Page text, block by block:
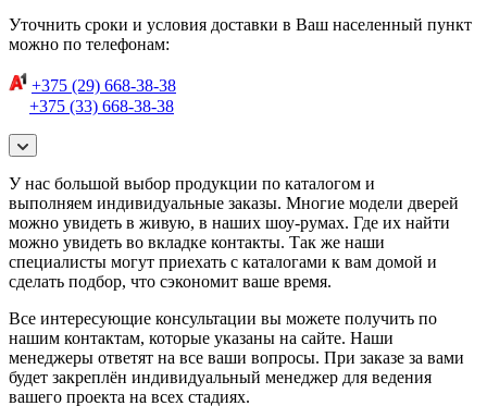
Уточнить сроки и условия доставки в Ваш населенный пункт
можно по телефонам:
+375 (29) 668-38-38
+375 (33) 668-38-38
У нас большой выбор продукции по каталогом и
выполняем индивидуальные заказы. Многие модели дверей
можно увидеть в живую, в наших шоу-румах. Где их найти
можно увидеть во вкладке контакты. Так же наши
специалисты могут приехать с каталогами к вам домой и
сделать подбор, что сэкономит ваше время.
Все интересующие консультации вы можете получить по
нашим контактам, которые указаны на сайте. Наши
менеджеры ответят на все ваши вопросы. При заказе за вами
будет закреплён индивидуальный менеджер для ведения
вашего проекта на всех стадиях.